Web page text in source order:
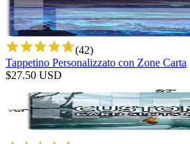
(42)
Tappetino Personalizzato con Zone Carta
$27.50 USD